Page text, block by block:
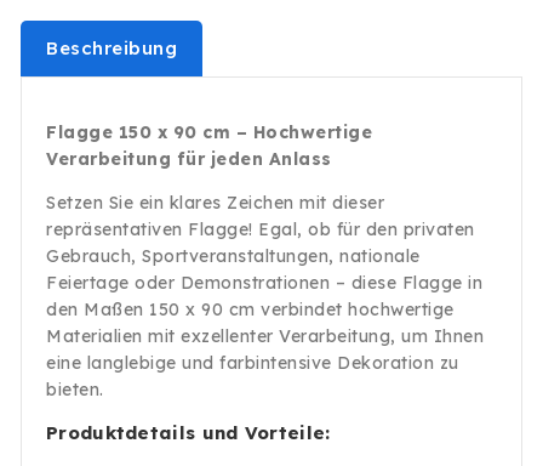
Oranje
Oranje
Beschreibung
Flagge 150 x 90 cm – Hochwertige
Verarbeitung für jeden Anlass
Setzen Sie ein klares Zeichen mit dieser
repräsentativen Flagge! Egal, ob für den privaten
Gebrauch, Sportveranstaltungen, nationale
Feiertage oder Demonstrationen – diese Flagge in
den Maßen 150 x 90 cm verbindet hochwertige
Materialien mit exzellenter Verarbeitung, um Ihnen
eine langlebige und farbintensive Dekoration zu
bieten.
Produktdetails und Vorteile: